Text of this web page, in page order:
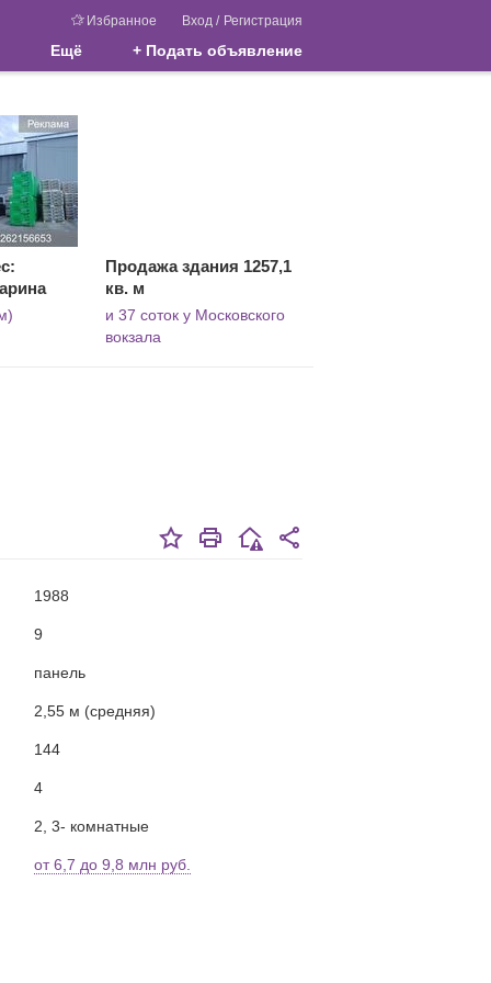
Избранное Вход / Регистрация
Ещё + Подать объявление
Продажа здания 1257,1
кв. м
и 37 соток у Московского
вокзала
1988
9
панель
2,55 м (средняя)
144
4
2, 3- комнатные
от 6,7 до 9,8 млн руб.